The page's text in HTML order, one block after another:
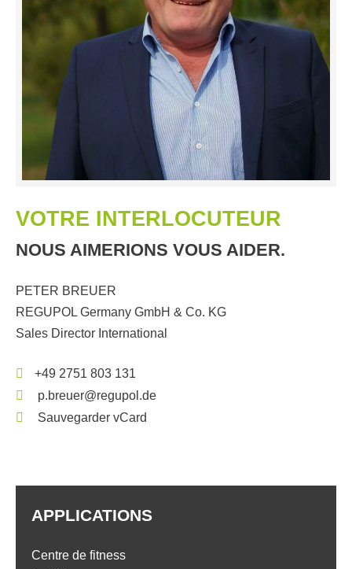
VOTRE INTERLOCUTEUR
NOUS AIMERIONS VOUS AIDER.
PETER BREUER
REGUPOL Germany GmbH & Co. KG
Sales Director International
+49 2751 803 131
p.breuer@regupol.de
Sauvegarder vCard
APPLICATIONS
Centre de fitness